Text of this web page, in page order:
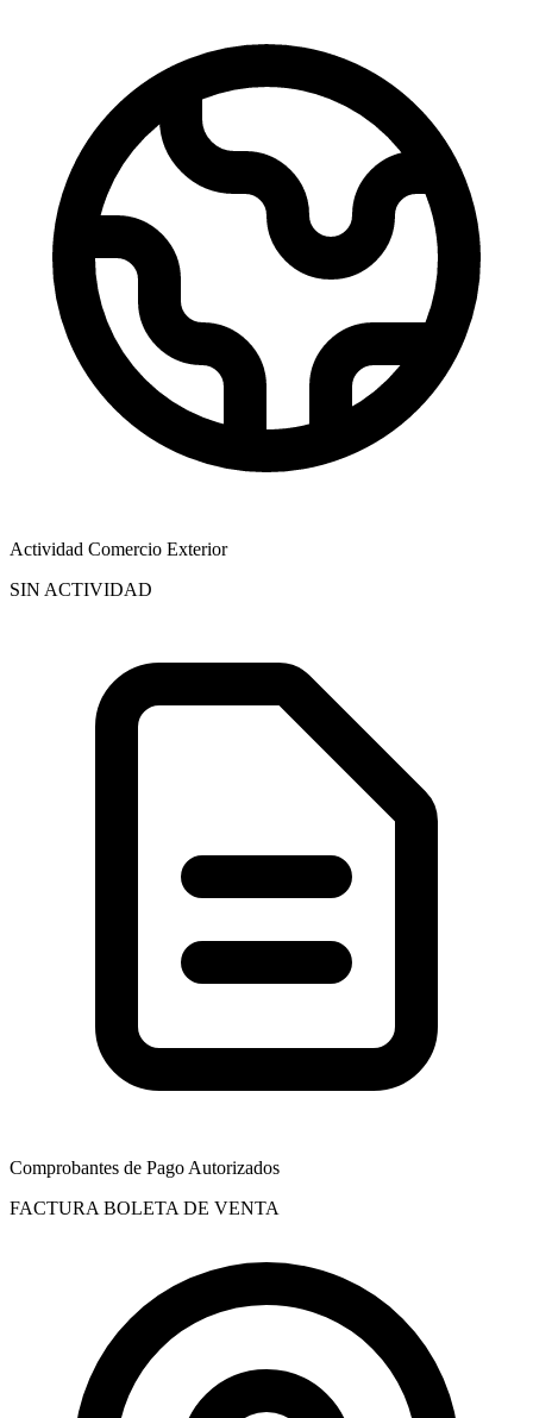
Actividad Comercio Exterior
SIN ACTIVIDAD
Comprobantes de Pago Autorizados
FACTURA BOLETA DE VENTA